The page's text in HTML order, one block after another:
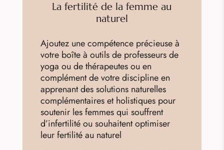
La fertilité de la femme au
naturel
Ajoutez une compétence précieuse à
votre boîte à outils de professeurs de
yoga ou de thérapeutes ou en
complément de votre discipline en
apprenant des solutions naturelles
complémentaires et holistiques pour
soutenir les femmes qui souffrent
d’infertilité ou souhaitent optimiser
leur fertilité au naturel